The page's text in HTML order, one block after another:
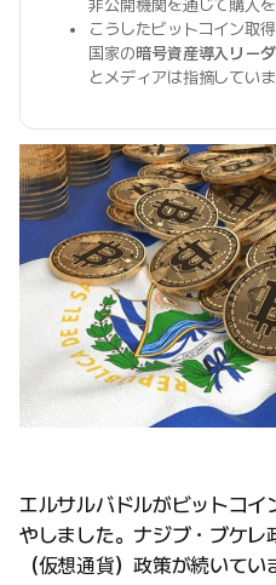
非公開機関を通じて購入
こうしたビットコイン取得
国家の暗号資産導入リー
とメディアは指摘していま
エルサルバドルがビットコイ
やしました。ナジブ・ブケレ
（仮想通貨）政策が続いてい